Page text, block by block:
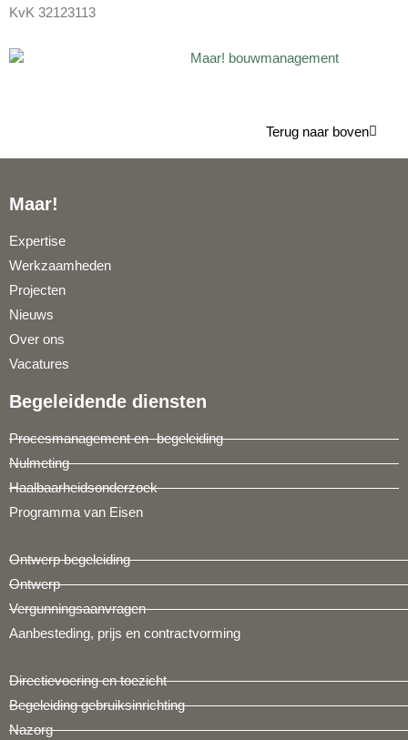
KvK 32123113
Terug naar boven
Maar!
Expertise
Werkzaamheden
Projecten
Nieuws
Over ons
Vacatures
Begeleidende diensten
Procesmanagement en -begeleiding
Nulmeting
Haalbaarheidsonderzoek
Programma van Eisen
Ontwerp begeleiding
Ontwerp
Vergunningsaanvragen
Aanbesteding, prijs en contractvorming
Directievoering en toezicht
Begeleiding gebruiksinrichting
Nazorg